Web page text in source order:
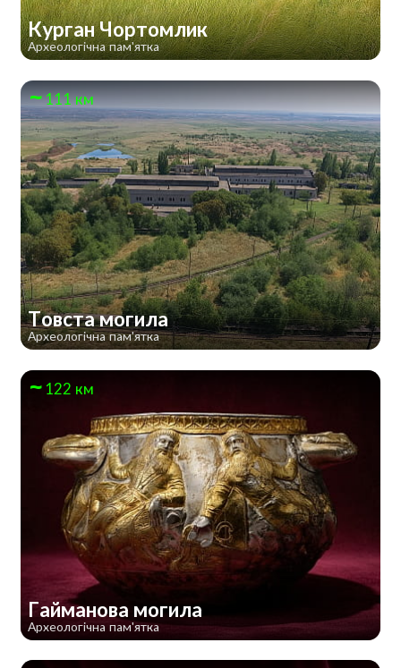
Курган Чортомлик
Археологічна пам'ятка
111 км
Товста могила
Археологічна пам'ятка
122 км
Гайманова могила
Археологічна пам'ятка